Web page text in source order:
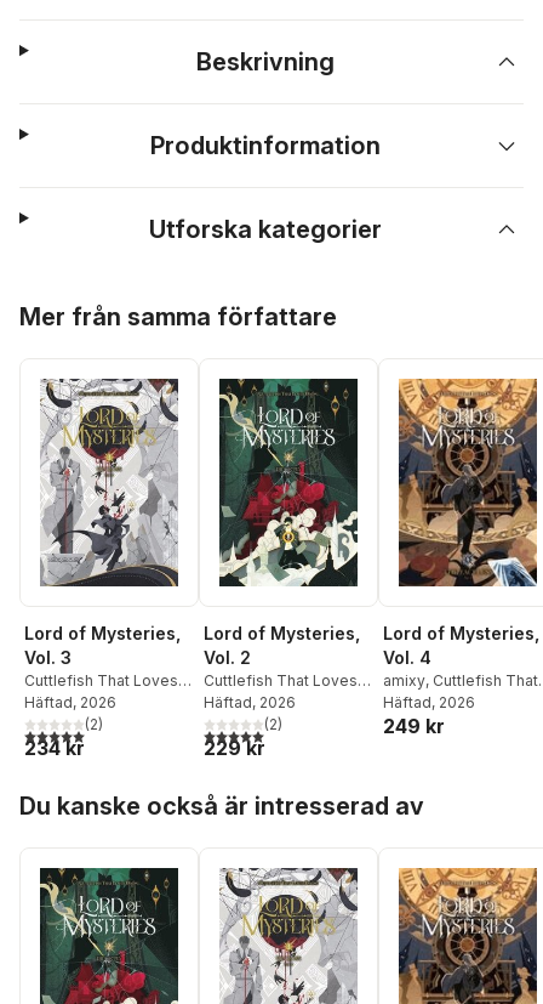
Beskrivning
Produktinformation
Utforska kategorier
Mer från samma författare
Lord of Mysteries,
Vol. 3
Cuttlefish That Loves
Diving, Amixy
Häftad, 2026
5,0utav 5 stjärnor. Totalt antal röster:
(2)
234 kr
Lord of Mysteries,
Vol. 2
Cuttlefish That Loves
Diving, Amixy
Häftad, 2026
5,0utav 5 stjärnor. Totalt antal röster:
(2)
229 kr
Lord of Mysteries,
Vol. 4
amixy, Cuttlefish That
Loves Diving
webnovel
Häftad, 2026
249 kr
Du kanske också är intresserad av